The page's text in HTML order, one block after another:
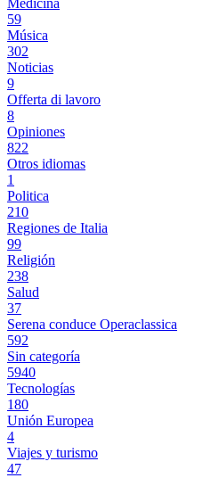
Medicina
59
Música
302
Noticias
9
Offerta di lavoro
8
Opiniones
822
Otros idiomas
1
Politica
210
Regiones de Italia
99
Religión
238
Salud
37
Serena conduce Operaclassica
592
Sin categoría
5940
Tecnologías
180
Unión Europea
4
Viajes y turismo
47